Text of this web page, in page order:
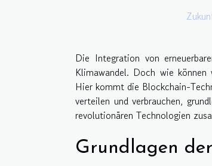
Die Integration von
Klimawandel. Doch wie
Hier kommt die Blockchain-
verteilen und verbrauchen,
revolutionären Technologien
Grundlagen